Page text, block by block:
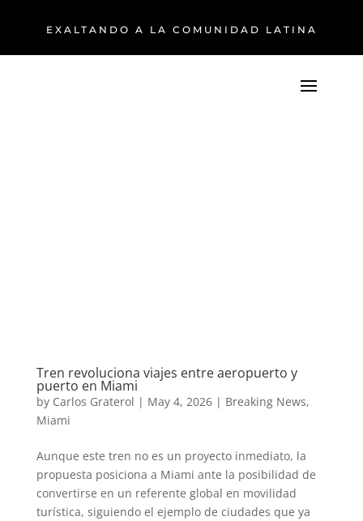
EXALTANDO A LA COMUNIDAD LATINA
Tren revoluciona viajes entre aeropuerto y
puerto en Miami
by Carlos Graterol | May 4, 2026| Breaking News,
Miami
Aunque este tren no es un proyecto inmediato, la
propuesta posiciona a Miami ante la posibilidad de
convertirse en un referente global en movilidad
turística, siguiendo el ejemplo de ciudades que ya